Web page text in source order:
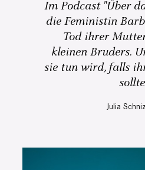
Im Podcast "Über
die Feministin
Tod ihrer
kleinen Bruders.
sie tun wird, falls
sollte
Julia